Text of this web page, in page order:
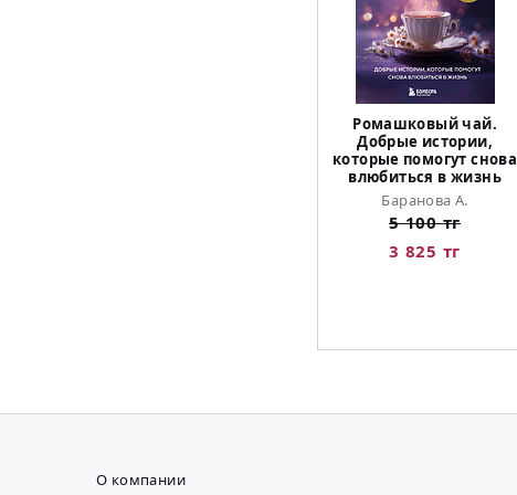
Ромашковый чай.
Добрые истории,
которые помогут снова
влюбиться в жизнь
Баранова А.
5 100 тг
3 825 тг
О компании